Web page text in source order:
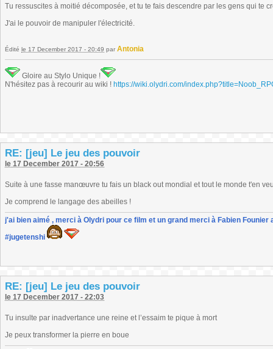
Tu ressuscites à moitié décomposée, et tu te fais descendre par les gens qui te
J'ai le pouvoir de manipuler l'électricité.
Édité le 17 December 2017 - 20:49 par Antonia
Gloire au Stylo Unique !
N'hésitez pas à recourir au wiki ! https://wiki.olydri.com/
RE: [jeu] Le jeu des pouvoir
le 17 December 2017 - 20:56
Suite à une fasse manœuvre tu fais un black out mondial et tout le monde t'en
Je comprend le langage des abeilles !
j'ai bien aimé , merci à Olydri pour ce film et un grand merci à Fabien
#jugetenshi
RE: [jeu] Le jeu des pouvoir
le 17 December 2017 - 22:03
Tu insulte par inadvertance une reine et l’essaim te pique à mort
Je peux transformer la pierre en boue